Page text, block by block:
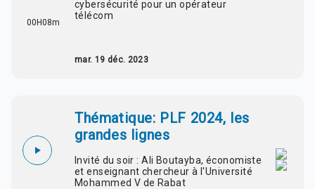
00H08m
cybersécurité pour un opérateur
télécom
mar. 19 déc. 2023
Thématique: PLF 2024, les
grandes lignes
Invité du soir : Ali Boutayba, économiste
et enseignant chercheur à l'Université
Mohammed V de Rabat